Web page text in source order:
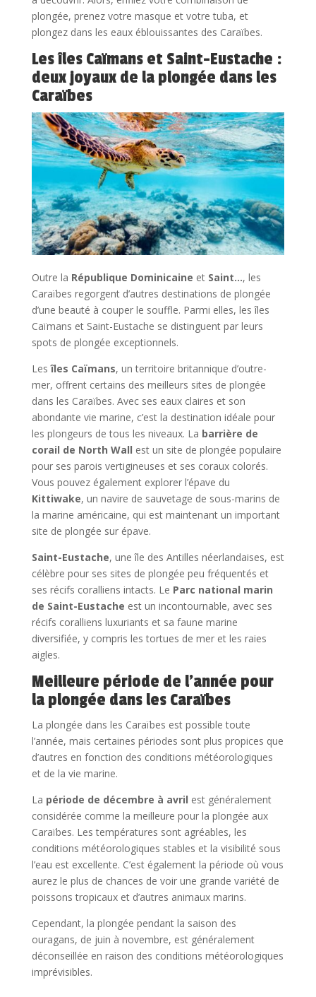
plongée, prenez votre masque et votre tuba, et
plongez dans les eaux éblouissantes des Caraïbes.
Les îles Caïmans et Saint-Eustache :
deux joyaux de la plongée dans les
Caraïbes
Outre la République Dominicaine et Saint…, les
Caraïbes regorgent d’autres destinations de plongée
d’une beauté à couper le souffle. Parmi elles, les îles
Caïmans et Saint-Eustache se distinguent par leurs
spots de plongée exceptionnels.
Lesîles Caïmans, un territoire britannique d’outre-
mer, offrent certains des meilleurs sites de plongée
dans les Caraïbes. Avec ses eaux claires et son
abondante vie marine, c’est la destination idéale pour
les plongeurs de tous les niveaux. La barrière de
corail de North Wall est un site de plongée populaire
pour ses parois vertigineuses et ses coraux colorés.
Vous pouvez également explorer l’épave du
Kittiwake, un navire de sauvetage de sous-marins de
la marine américaine, qui est maintenant un important
site de plongée sur épave.
Saint-Eustache, une île des Antilles néerlandaises, est
célèbre pour ses sites de plongée peu fréquentés et
ses récifs coralliens intacts. Le Parc national marin
de Saint-Eustache est un incontournable, avec ses
récifs coralliens luxuriants et sa faune marine
diversifiée, y compris les tortues de mer et les raies
aigles.
Meilleure période de l’année pour
la plongée dans les Caraïbes
La plongée dans les Caraïbes est possible toute
l’année, mais certaines périodes sont plus propices que
d’autres en fonction des conditions météorologiques
et de la vie marine.
La période de décembre à avril est généralement
considérée comme la meilleure pour la plongée aux
Caraïbes. Les températures sont agréables, les
conditions météorologiques stables et la visibilité sous
l’eau est excellente. C’est également la période où vous
aurez le plus de chances de voir une grande variété de
poissons tropicaux et d’autres animaux marins.
Cependant, la plongée pendant la saison des
ouragans, de juin à novembre, est généralement
déconseillée en raison des conditions météorologiques
imprévisibles.